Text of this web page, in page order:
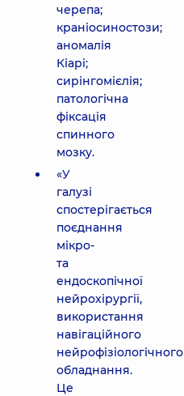
черепа;
краніосиностози;
аномалія
Кіарі;
сирінгомієлія;
патологічна
фіксація
спинного
мозку.
«У
галузі
спостерігається
поєднання
мікро-
та
ендоскопічної
нейрохірургії,
використання
навігаційного
нейрофізіологічного
обладнання.
Це